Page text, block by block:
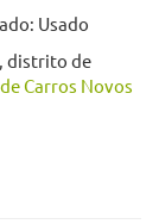
Usado
, distrito de
Carros Novos